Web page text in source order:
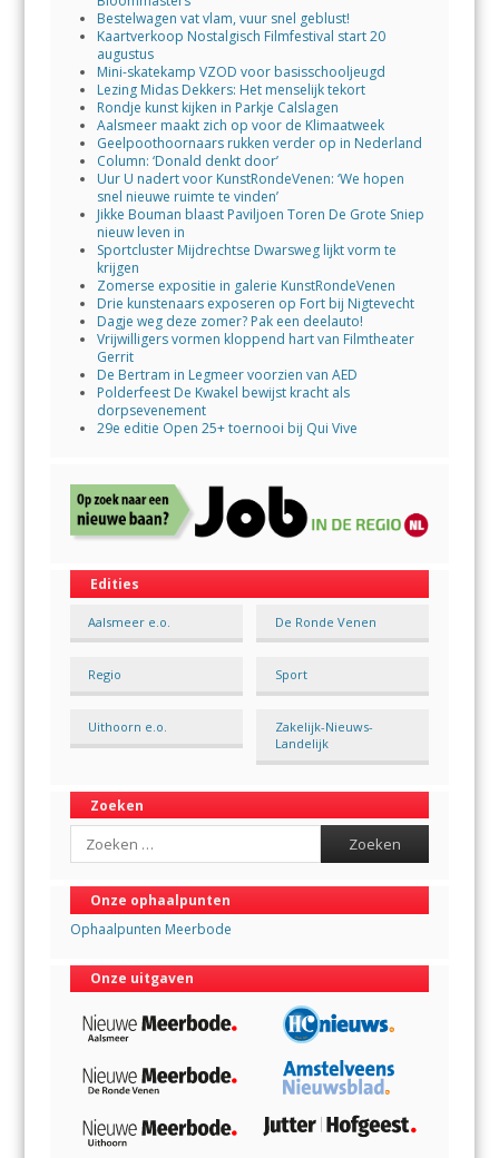
Bestelwagen vat vlam, vuur snel geblust!
Kaartverkoop Nostalgisch Filmfestival start 20
augustus
Mini-skatekamp VZOD voor basisschooljeugd
Lezing Midas Dekkers: Het menselijk tekort
Rondje kunst kijken in Parkje Calslagen
Aalsmeer maakt zich op voor de Klimaatweek
Geelpoothoornaars rukken verder op in Nederland
Column: ‘Donald denkt door’
Uur U nadert voor KunstRondeVenen: ‘We hopen
snel nieuwe ruimte te vinden’
Jikke Bouman blaast Paviljoen Toren De Grote Sniep
nieuw leven in
Sportcluster Mijdrechtse Dwarsweg lijkt vorm te
krijgen
Zomerse expositie in galerie KunstRondeVenen
Drie kunstenaars exposeren op Fort bij Nigtevecht
Dagje weg deze zomer? Pak een deelauto!
Vrijwilligers vormen kloppend hart van Filmtheater
Gerrit
De Bertram in Legmeer voorzien van AED
Polderfeest De Kwakel bewijst kracht als
dorpsevenement
29e editie Open 25+ toernooi bij Qui Vive
Edities
Aalsmeer e.o. De Ronde Venen
Regio Sport
Uithoorn e.o.
Zakelijk-Nieuws-
Landelijk
Zoeken
Search
Onze ophaalpunten
Ophaalpunten Meerbode
Onze uitgaven